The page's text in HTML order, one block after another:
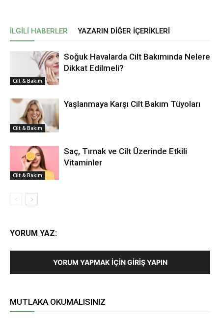
İLGILI HABERLER YAZARIN DIĞER İÇERIKLERI
Cilt & Bakım
Soğuk Havalarda Cilt Bakımında Nelere
Dikkat Edilmeli?
Cilt & Bakım
Yaşlanmaya Karşı Cilt Bakım Tüyoları
Cilt & Bakım
Saç, Tırnak ve Cilt Üzerinde Etkili
Vitaminler
YORUM YAZ:
YORUM YAPMAK İÇIN GIRIŞ YAPIN
MUTLAKA OKUMALISINIZ